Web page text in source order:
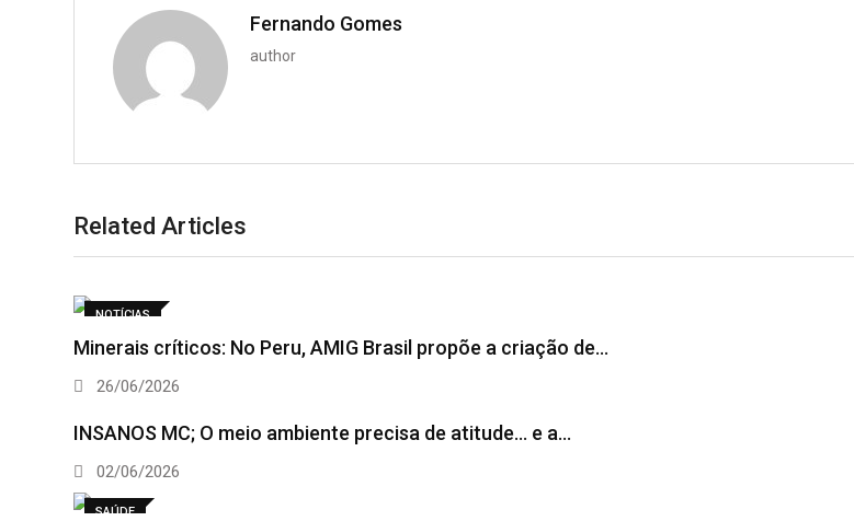
Fernando Gomes
author
Related Articles
NOTÍCIAS
Minerais críticos: No Peru, AMIG Brasil propõe a criação de…
26/06/2026
INSANOS MC; O meio ambiente precisa de atitude… e a…
02/06/2026
SAÚDE